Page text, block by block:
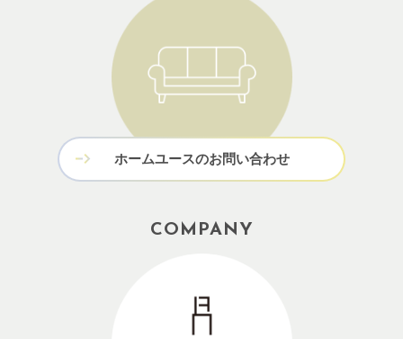
ホームユースのお問い合わせ
COMPANY